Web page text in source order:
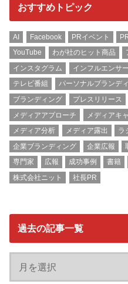
おすすめトピック
AI Facebook PRイベント
YouTube
わが社のヒット商品
インスタグラム
インフルエンサー
テレビ番組
パーソナルブランデ
ブランディング
プレスリリース
メディアアプローチ
メディアキ
メディア分析
メディア露出 ラ
企業ブランディング
企業広報
専門家
広報 成功事例 書籍
株式会社ニット
社長PR
過去の記事一覧